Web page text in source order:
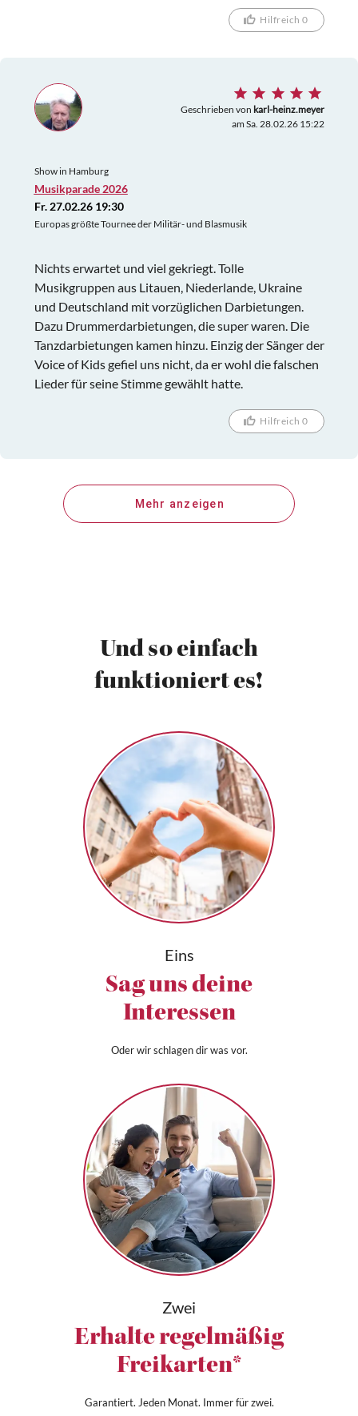
Hilfreich 0
Geschrieben von karl-heinz.meyer
am Sa. 28.02.26 15:22
Show in Hamburg
Musikparade 2026
Fr. 27.02.26 19:30
Europas größte Tournee der Militär- und Blasmusik
Nichts erwartet und viel gekriegt. Tolle
Musikgruppen aus Litauen, Niederlande, Ukraine
und Deutschland mit vorzüglichen Darbietungen.
Dazu Drummerdarbietungen, die super waren. Die
Tanzdarbietungen kamen hinzu. Einzig der Sänger der
Voice of Kids gefiel uns nicht, da er wohl die falschen
Lieder für seine Stimme gewählt hatte.
Hilfreich 0
Mehr anzeigen
Und so einfach
funktioniert es!
Eins
Sag uns deine
Interessen
Oder wir schlagen dir was vor.
Zwei
Erhalte regelmäßig
Freikarten*
Garantiert. Jeden Monat. Immer für zwei.